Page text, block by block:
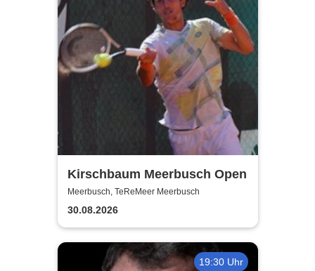
Kirschbaum Meerbusch Open
Meerbusch, TeReMeer Meerbusch
30.08.2026
19:30 Uhr